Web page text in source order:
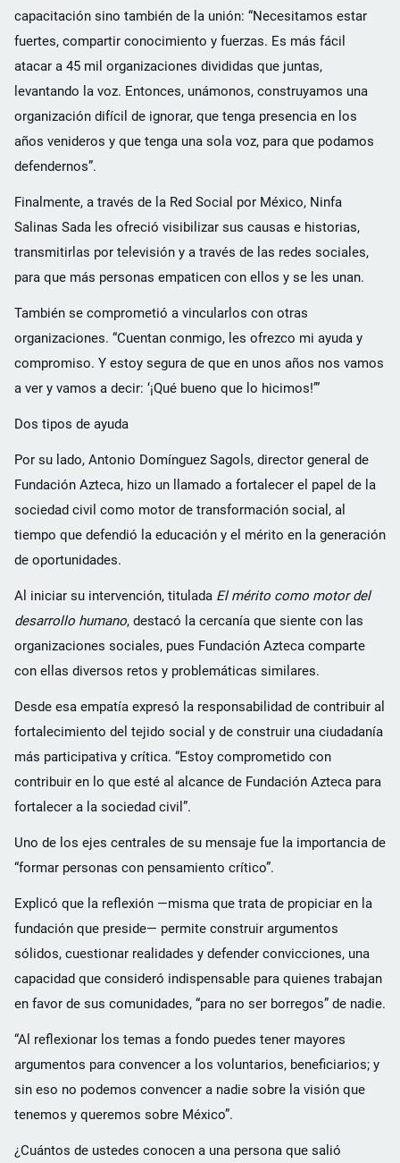
capacitación sino también de la unión: “Necesitamos estar
fuertes, compartir conocimiento y fuerzas. Es más fácil
atacar a 45 mil organizaciones divididas que juntas,
levantando la voz. Entonces, unámonos, construyamos una
organización difícil de ignorar, que tenga presencia en los
años venideros y que tenga una sola voz, para que podamos
defendernos”.
Finalmente, a través de la Red Social por México, Ninfa
Salinas Sada les ofreció visibilizar sus causas e historias,
transmitirlas por televisión y a través de las redes sociales,
para que más personas empaticen con ellos y se les unan.
También se comprometió a vincularlos con otras
organizaciones. “Cuentan conmigo, les ofrezco mi ayuda y
compromiso. Y estoy segura de que en unos años nos vamos
a ver y vamos a decir: ‘¡Qué bueno que lo hicimos!’”
Dos tipos de ayuda
Por su lado, Antonio Domínguez Sagols, director general de
Fundación Azteca, hizo un llamado a fortalecer el papel de la
sociedad civil como motor de transformación social, al
tiempo que defendió la educación y el mérito en la generación
de oportunidades.
Al iniciar su intervención, titulada El mérito como motor del
desarrollo humano, destacó la cercanía que siente con las
organizaciones sociales, pues Fundación Azteca comparte
con ellas diversos retos y problemáticas similares.
Desde esa empatía expresó la responsabilidad de contribuir al
fortalecimiento del tejido social y de construir una ciudadanía
más participativa y crítica. “Estoy comprometido con
contribuir en lo que esté al alcance de Fundación Azteca para
fortalecer a la sociedad civil”.
Uno de los ejes centrales de su mensaje fue la importancia de
“formar personas con pensamiento crítico”.
Explicó que la reflexión —misma que trata de propiciar en la
fundación que preside— permite construir argumentos
sólidos, cuestionar realidades y defender convicciones, una
capacidad que consideró indispensable para quienes trabajan
en favor de sus comunidades, “para no ser borregos” de nadie.
“Al reflexionar los temas a fondo puedes tener mayores
argumentos para convencer a los voluntarios, beneficiarios; y
sin eso no podemos convencer a nadie sobre la visión que
tenemos y queremos sobre México”.
¿Cuántos de ustedes conocen a una persona que salió